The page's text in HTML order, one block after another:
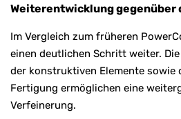
Weiterentwicklung gegenüber
Im Vergleich zum früheren
einen deutlichen Schritt weiter.
der konstruktiven Elemente sowie
Fertigung ermöglichen eine
Verfeinerung.